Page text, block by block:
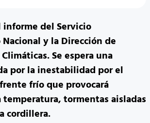
del Servicio
y la Dirección de
Se espera una
por la inestabilidad por el
frío que provocará
temperatura, tormentas aisladas
cordillera.